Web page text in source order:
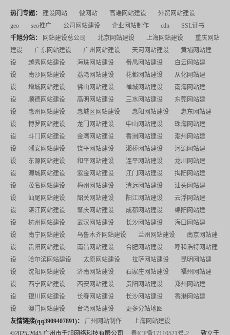
热门专题： 建设网站 做网站 高端网站建设
外贸网站建设
geo
seo推广 公司网站建设 企业网站制作 cdn
SSL证书
千旭分站：
网站建设总公司 北京网站建设 上海网站建设
重庆网站
建设
广东网站建设 广州网站建设 天河网站建设
黄埔网站建
设
越秀网站建设 海珠网站建设 番禺网站建设
白云网站建
设
南沙网站建设 荔湾网站建设 花都网站建设
从化网站建
设
增城网站建设 佛山网站建设 禅城网站建设
南海网站建
设
顺德网站建设 高明网站建设 三水网站建设
东莞网站建
设
惠州网站建设 惠城区网站建设 惠阳网站建设
惠东网站建
设
博罗网站建设 龙门网站建设 中山网站建设
珠海网站建
设
斗门网站建设 金湾网站建设 香洲网站建设
潮州网站建
设
潮安网站建设 饶平网站建设 湘桥网站建设
河源网站建
设
东源网站建设 和平网站建设 连平网站建设
龙川网站建
设
源城网站建设 紫金网站建设 江门网站建设
揭阳网站建
设
茂名网站建设 梅州网站建设 清远网站建设
汕头网站建
设
汕尾网站建设 韶关网站建设 阳江网站建设
云浮网站建
设
湛江网站建设 肇庆网站建设 成都网站建设
绵阳网站建
设
杭州网站建设 武汉网站建设 长沙网站建设
海口网站建
设
南宁网站建设 乌鲁木齐网站建设 兰州网站建设
南京网站建
设
贵阳网站建设 南昌网站建设 合肥网站建设
呼和浩特网站建
设
哈尔滨网站建设 太原网站建设 拉萨网站建设
昆明网站建
设
沈阳网站建设 济南网站建设 石家庄网站建设
福州网站建
设
西宁网站建设 西安网站建设 贵阳网站建设
郑州网站建
设
银川网站建设 长春网站建设 长沙网站建设
香港网站建
设
澳门网站建设 台湾网站建设
更多分站地图
友情链接(qq3909407891)：
广州网站制作
上海网站建设
©2025-2045 广州市千旭网络科技有限公司
粤ICP备17110521号-2 致立于